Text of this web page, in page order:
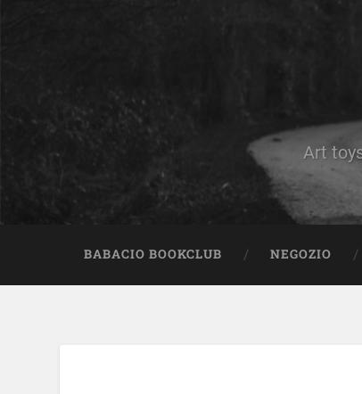
Art
BABACIO BOOKCLUB NEGOZIO